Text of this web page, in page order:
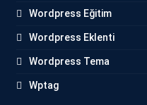
Wordpress Eğitim
Wordpress Eklenti
Wordpress Tema
Wptag